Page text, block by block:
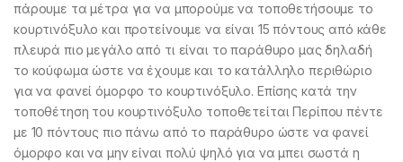
πάρουμε τα μέτρα για να μπορούμε να τοποθετήσουμε το
κουρτινόξυλο και προτείνουμε να είναι 15 πόντους από κάθε
πλευρά πιο μεγάλο από τι είναι το παράθυρο μας δηλαδή
το κούφωμα ώστε να έχουμε και το κατάλληλο περιθώριο
για να φανεί όμορφο το κουρτινόξυλο. Επίσης κατά την
τοποθέτηση του κουρτινόξυλο τοποθετείται Περίπου πέντε
με 10 πόντους πιο πάνω από το παράθυρο ώστε να φανεί
όμορφο και να μην είναι πολύ ψηλό για να μπει σωστά η